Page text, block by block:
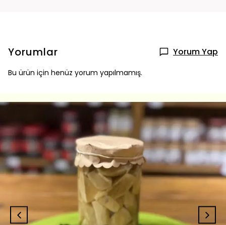
Yorumlar Yorum Yap
Bu ürün için henüz yorum yapılmamış.